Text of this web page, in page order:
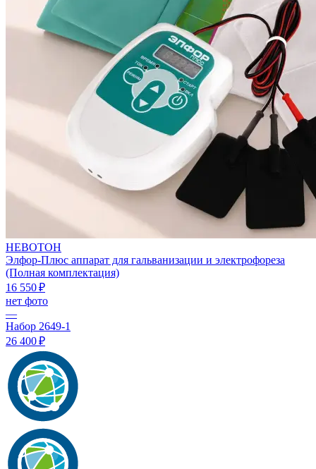
НЕВОТОН
Элфор-Плюс аппарат для гальванизации и электрофореза
(Полная комплектация)
16 550 ₽
нет фото
—
Набор 2649-1
26 400 ₽